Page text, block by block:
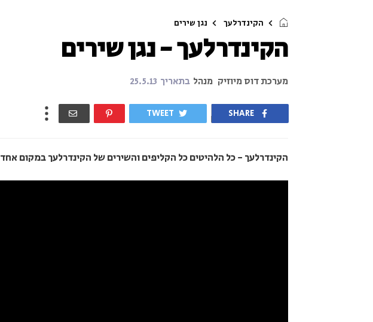
הקינדרלעך נגן שירים
הקינדרלעך - נגן שירים
מערכת דוס מיוזיק מנהל בתאריך 25.5.13
SHARE
TWEET
הקינדרלעך - כל הלהיטים כל הקליפים והשירים של הקינדרלעך במקום אחד